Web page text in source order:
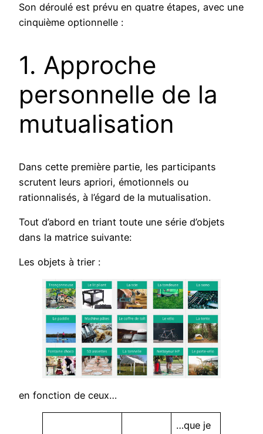
Son déroulé est prévu en quatre étapes, avec une
cinquième optionnelle :
1. Approche
personnelle de la
mutualisation
Dans cette première partie, les participants
scrutent leurs apriori, émotionnels ou
rationnalisés, à l’égard de la mutualisation.
Tout d’abord en triant toute une série d’objets
dans la matrice suivante:
Les objets à trier :
en fonction de ceux…
…que je